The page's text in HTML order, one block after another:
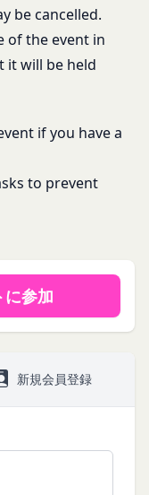
be cancelled.
of the event in
it will be held
if you have a
to prevent
に参加
新規会員登録